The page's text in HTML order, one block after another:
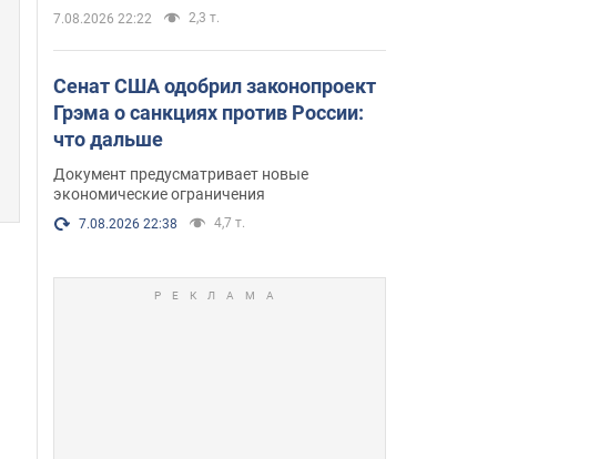
7.08.2026 22:22 2,3 т.
Сенат США одобрил законопроект
Грэма о санкциях против России:
что дальше
Документ предусматривает новые
экономические ограничения
7.08.2026 22:38 4,7 т.